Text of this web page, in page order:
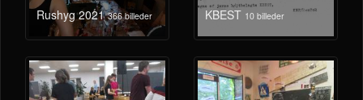
Rushyg 2021366 billeder KBEST 10 billeder